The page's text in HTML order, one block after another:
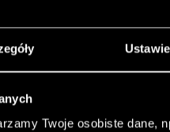
Twoje osobiste dane,